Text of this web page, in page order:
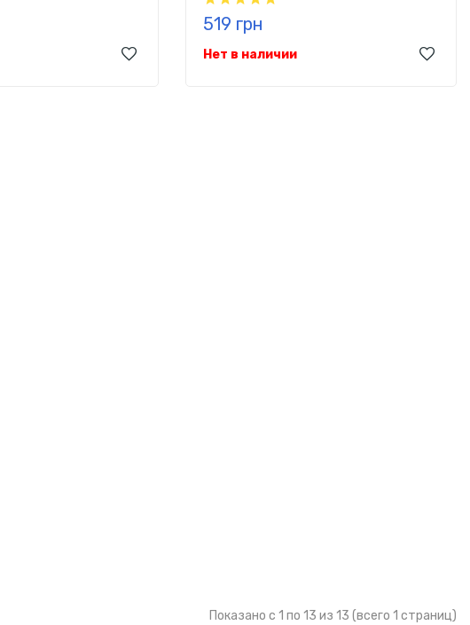
519 грн
Нет в наличии
Показано с 1 по 13 из 13 (всего 1 страниц)